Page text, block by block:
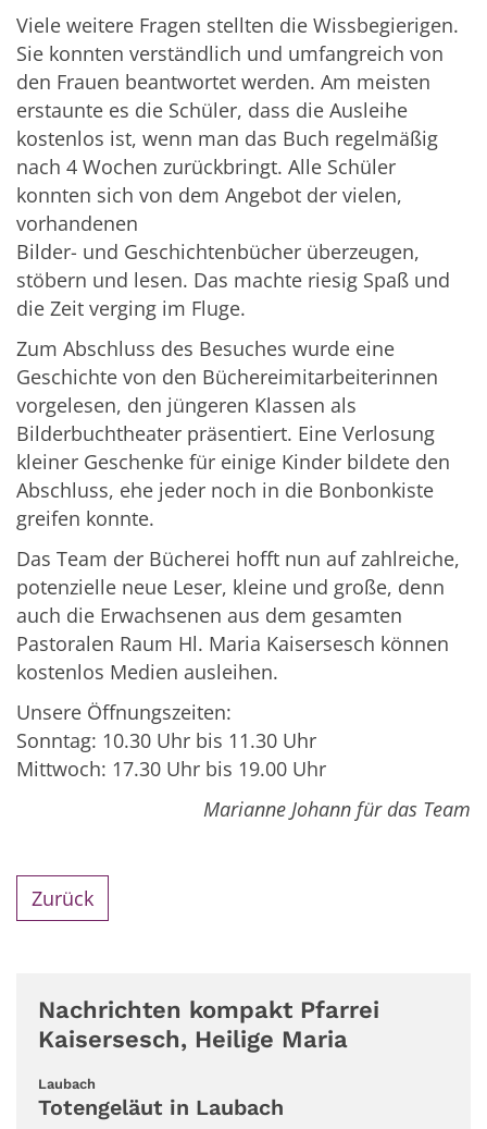
Viele weitere Fragen stellten die Wissbegierigen.
Sie konnten verständlich und umfangreich von
den Frauen beantwortet werden. Am meisten
erstaunte es die Schüler, dass die Ausleihe
kostenlos ist, wenn man das Buch regelmäßig
nach 4 Wochen zurückbringt. Alle Schüler
konnten sich von dem Angebot der vielen,
vorhandenen
Bilder- und Geschichtenbücher überzeugen,
stöbern und lesen. Das machte riesig Spaß und
die Zeit verging im Fluge.
Zum Abschluss des Besuches wurde eine
Geschichte von den Büchereimitarbeiterinnen
vorgelesen, den jüngeren Klassen als
Bilderbuchtheater präsentiert. Eine Verlosung
kleiner Geschenke für einige Kinder bildete den
Abschluss, ehe jeder noch in die Bonbonkiste
greifen konnte.
Das Team der Bücherei hofft nun auf zahlreiche,
potenzielle neue Leser, kleine und große, denn
auch die Erwachsenen aus dem gesamten
Pastoralen Raum Hl. Maria Kaisersesch können
kostenlos Medien ausleihen.
Unsere Öffnungszeiten:
Sonntag: 10.30 Uhr bis 11.30 Uhr
Mittwoch: 17.30 Uhr bis 19.00 Uhr
Marianne Johann für das Team
Zurück
Nachrichten kompakt Pfarrei
Kaisersesch, Heilige Maria
Laubach
Totengeläut in Laubach